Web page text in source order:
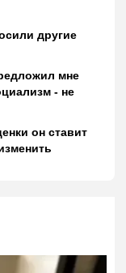
другие
мне
- не
он ставит